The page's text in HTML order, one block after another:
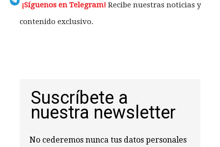
¡Síguenos en Telegram! Recibe nuestras noticias y
contenido exclusivo.
Suscríbete a
nuestra newsletter
No cederemos nunca tus datos personales